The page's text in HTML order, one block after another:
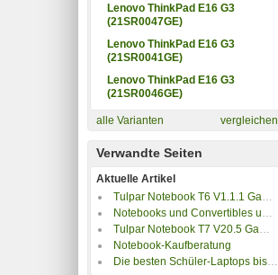
Lenovo ThinkPad E16 G3
(21SR0047GE)
Lenovo ThinkPad E16 G3
(21SR0041GE)
Lenovo ThinkPad E16 G3
(21SR0046GE)
alle Varianten vergleichen
Verwandte Seiten
Aktuelle Artikel
Tulpar Notebook T6 V1.1.1 Gaming Laptop im Test
Notebooks und Convertibles unter 500 Euro
Tulpar Notebook T7 V20.5 Gaming Laptop im Test
Notebook-Kaufberatung
Die besten Schüler-Laptops bis 350 Euro